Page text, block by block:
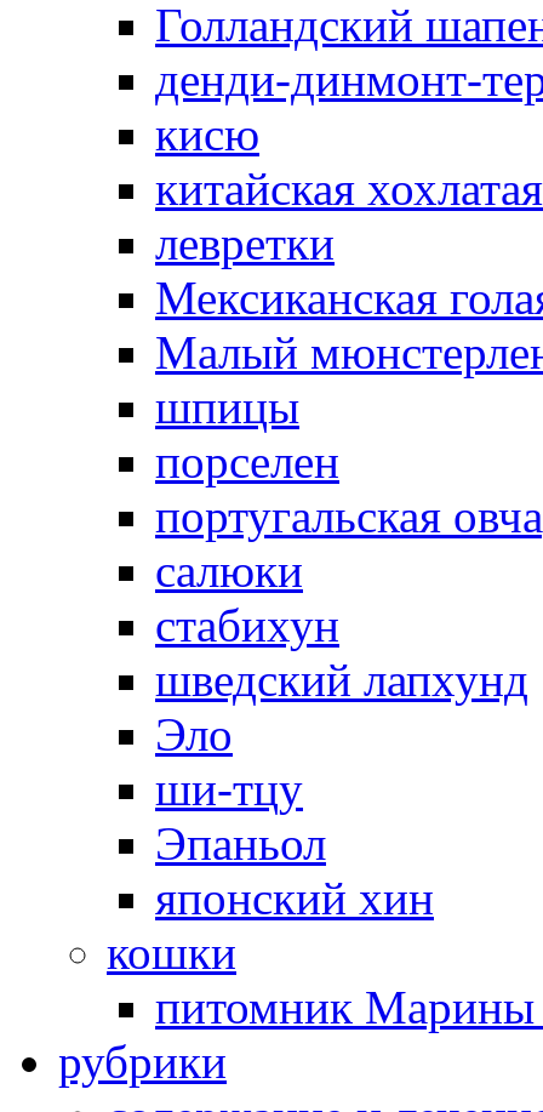
Голландский
денди-динмонт-
кисю
китайская
левретки
Мексиканская
Малый
шпицы
порселен
португальская
салюки
стабихун
шведский лапхунд
Эло
ши-тцу
Эпаньол
японский хин
кошки
питомник Марины
рубрики